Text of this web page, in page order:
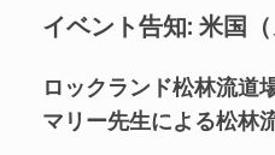
イベント告知: 米国（
ロックランド松林流道
マリー先生による松林